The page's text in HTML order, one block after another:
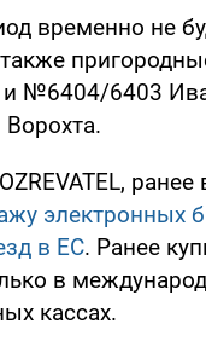
временно не
№6404/6403
ранее
электронных
в ЕС. Ранее
в
кассах.